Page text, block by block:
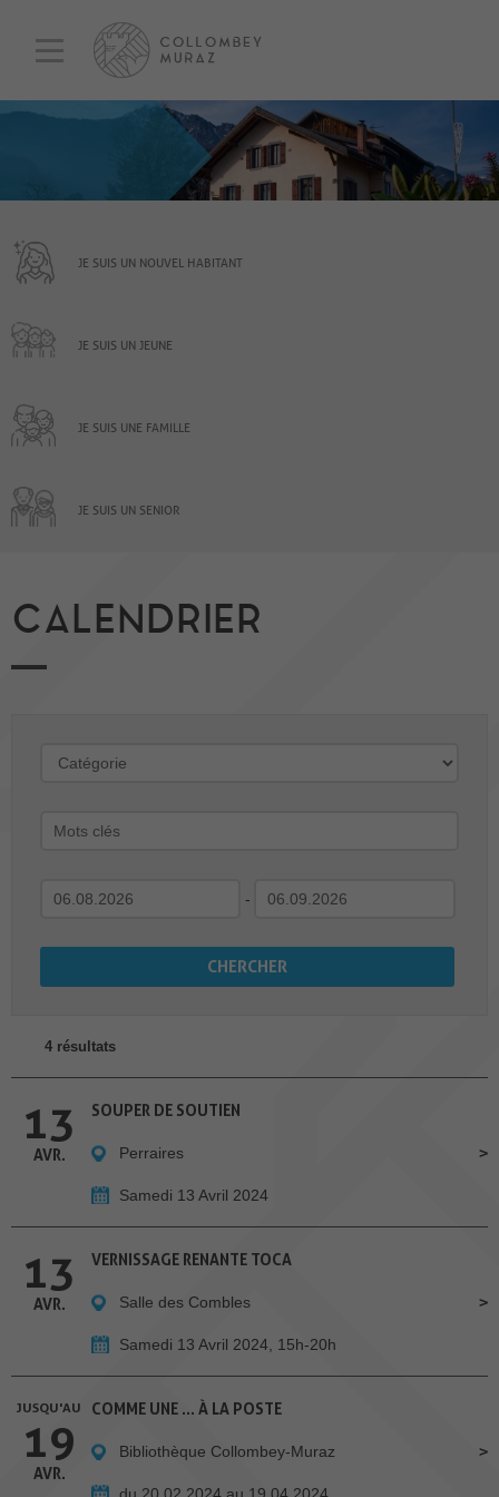
JE SUIS UN NOUVEL HABITANT
JE SUIS UN JEUNE
JE SUIS UNE FAMILLE
JE SUIS UN SENIOR
CALENDRIER
-
4 résultats
13
AVR.
SOUPER DE SOUTIEN
Perraires
Samedi 13 Avril 2024
13
AVR.
VERNISSAGE RENANTE TOCA
Salle des Combles
Samedi 13 Avril 2024, 15h-20h
JUSQU'AU
19
AVR.
COMME UNE … À LA POSTE
Bibliothèque Collombey-Muraz
du 20.02.2024 au 19.04.2024